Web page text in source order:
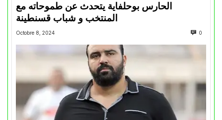
الحارس بوحلفاية يتحدث عن طموحاته مع
المنتخب و شباب قسنطينة
Octobre 8, 2024 0